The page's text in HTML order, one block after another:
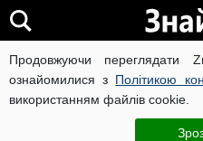
Продовжуючи переглядати
ознайомилися з Політикою
використанням файлів cookie.
Головна Досьє
Алла Євгенівна
біографія, фото